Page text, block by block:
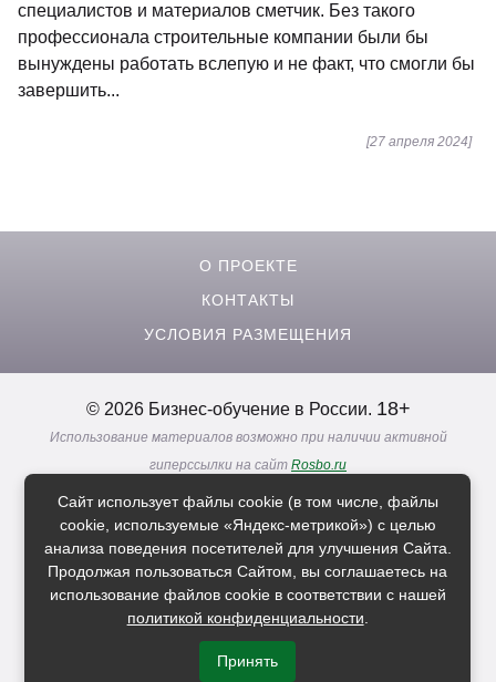
специалистов и материалов сметчик. Без такого
профессионала строительные компании были бы
вынуждены работать вслепую и не факт, что смогли бы
завершить...
[27 апреля 2024]
О ПРОЕКТЕ
КОНТАКТЫ
УСЛОВИЯ РАЗМЕЩЕНИЯ
© 2026 Бизнес-обучение в России. 18+
Использование материалов возможно при наличии активной
гиперссылки на сайт Rosbo.ru
Реклама. Информация о рекламодателях по ссылкам
Политика в отношении обработки персональных данных
Расскажи друзьям о нас
Сайт использует файлы cookie (в том числе, файлы
cookie, используемые «Яндекс-метрикой») с целью
анализа поведения посетителей для улучшения Сайта.
Продолжая пользоваться Сайтом, вы соглашаетесь на
использование файлов cookie в соответствии с нашей
политикой конфиденциальности
Принять